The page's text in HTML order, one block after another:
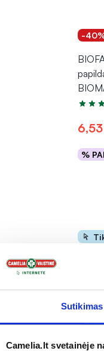
Sutikimas
Camelia.lt svetainėje
-
%
-25% *